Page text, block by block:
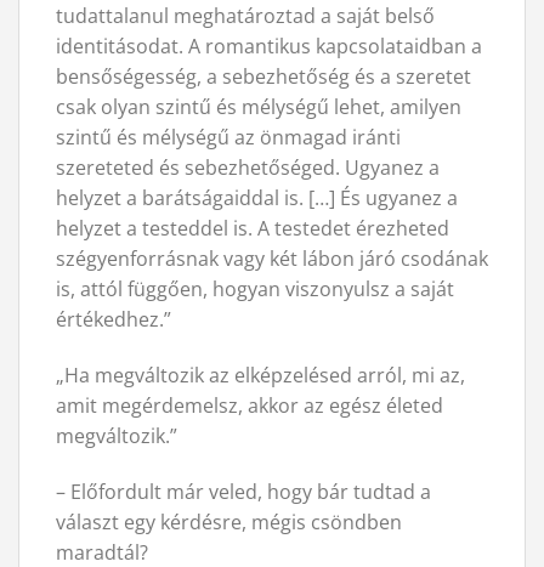
tudattalanul meghatároztad a saját belső
identitásodat. A romantikus kapcsolataidban a
bensőségesség, a sebezhetőség és a szeretet
csak olyan szintű és mélységű lehet, amilyen
szintű és mélységű az önmagad iránti
szereteted és sebezhetőséged. Ugyanez a
helyzet a barátságaiddal is. […] És ugyanez a
helyzet a testeddel is. A testedet érezheted
szégyenforrásnak vagy két lábon járó csodának
is, attól függően, hogyan viszonyulsz a saját
értékedhez.”
„Ha megváltozik az elképzelésed arról, mi az,
amit megérdemelsz, akkor az egész életed
megváltozik.”
– Előfordult már veled, hogy bár tudtad a
választ egy kérdésre, mégis csöndben
maradtál?